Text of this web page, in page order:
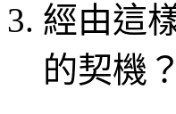
經由這
的契機？